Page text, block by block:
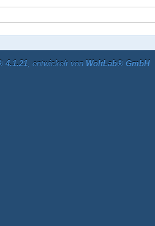
4.1.21, entwickelt von WoltLab® GmbH